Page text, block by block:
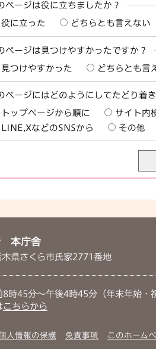
ページは役に立ちましたか？
役に立った どちらとも言えない
ページは見つけやすかったですか？
見つけやすかった どちらとも言
ページにはどのようにしてたどり着
トップページから順に サイト内
LINE,XなどのSNSから
その他
人情報の保護 免責事項 このホーム
本庁舎
県さくら市氏家2771番地
8時45分～午後4時45分（年末年始・
こちらから